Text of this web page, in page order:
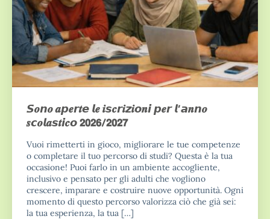
𝙎𝒐𝙣𝒐 𝒂𝙥𝒆𝙧𝒕𝙚 𝙡𝒆 𝒊𝙨𝒄𝙧𝒊𝙯𝒊𝙤𝒏𝙞 𝙥𝒆𝙧 𝙡’𝙖𝒏𝙣𝒐
𝒔𝙘𝒐𝙡𝒂𝙨𝒕𝙞𝒄𝙤 𝟮𝟬𝟮𝟲/𝟮𝟬𝟮𝟳
Vuoi rimetterti in gioco, migliorare le tue competenze
o completare il tuo percorso di studi? Questa è la tua
occasione! Puoi farlo in un ambiente accogliente,
inclusivo e pensato per gli adulti che vogliono
crescere, imparare e costruire nuove opportunità. Ogni
momento di questo percorso valorizza ciò che già sei:
la tua esperienza, la tua […]